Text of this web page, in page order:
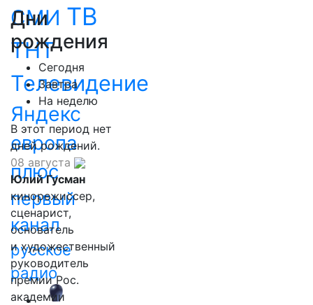
СМИ ТВ
ТНТ
Телевидение
Яндекс
европа
плюс
первый
канал
русское
радио
Дни
рождения
Сегодня
Завтра
На неделю
В этот период нет
дней рождений.
08 августа
Юлий Гусман
кинорежиссер,
сценарист,
основатель
и художественный
руководитель
премии Рос.
академии